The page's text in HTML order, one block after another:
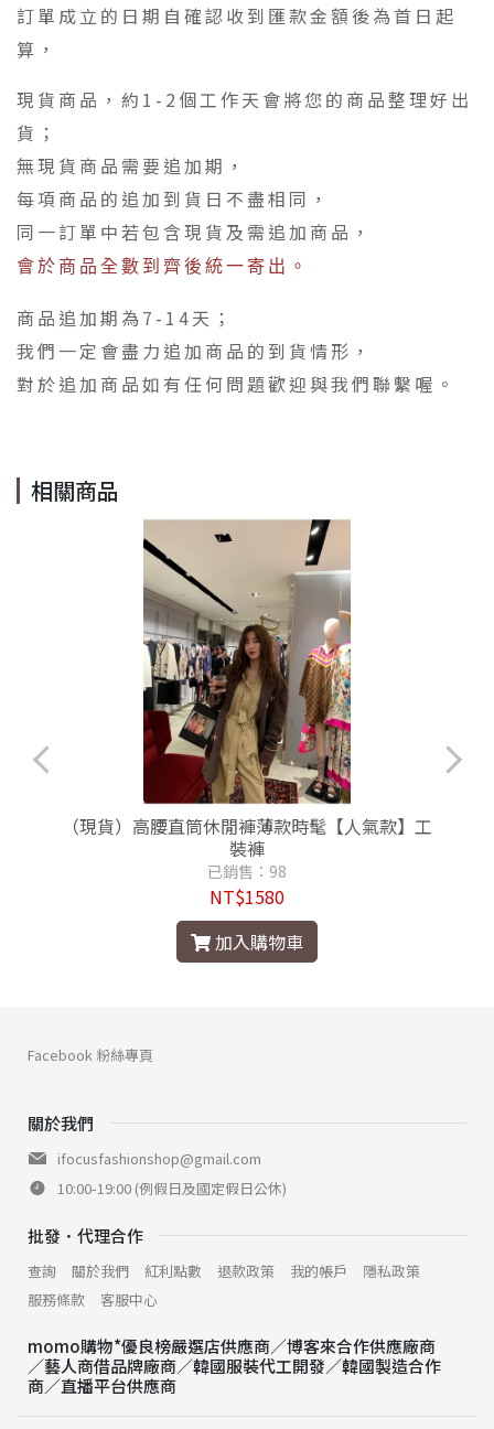
訂單成立的日期自確認收到匯款金額後為首日起
算，
現貨商品，約1-2個工作天會將您的商品整理好出
貨；
無現貨商品需要追加期，
每項商品的追加到貨日不盡相同，
同一訂單中若包含現貨及需追加商品，
會於商品全數到齊後統一寄出。
商品追加期為7-14天；
我們一定會盡力追加商品的到貨情形，
對於追加商品如有任何問題歡迎與我們聯繫喔。
相關商品
（現貨）高腰直筒休閒褲薄款時髦【人氣款】工
裝褲
已銷售：98
NT$1580
加入購物車
關於我們
ifocusfashionshop@gmail.com
10:00-19:00 (例假日及國定假日公休)
批發．代理合作
查詢 關於我們 紅利點數 退款政策 我的帳戶
隱私政策
服務條款
客服中心
momo購物*優良榜嚴選店供應商／博客來合作供應廠商
／藝人商借品牌廠商／韓國服裝代工開發／韓國製造合作
商／直播平台供應商
Facebook 粉絲專頁